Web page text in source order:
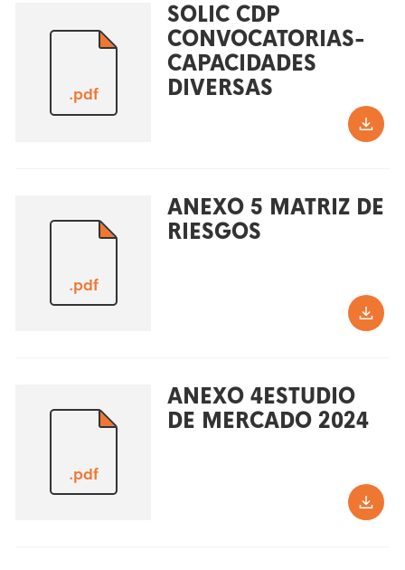
.pdf
SOLIC CDP
CONVOCATORIAS-
CAPACIDADES
DIVERSAS
.pdf
ANEXO 5 MATRIZ DE
RIESGOS
.pdf
ANEXO 4ESTUDIO
DE MERCADO 2024